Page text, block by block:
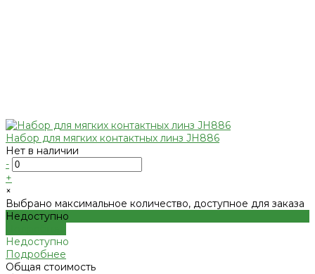
Набор для мягких контактных линз JH886
Нет в наличии
-
+
×
Выбрано максимальное количество, доступное для заказа
Недоступно
Недоступно
Подробнее
Общая стоимость